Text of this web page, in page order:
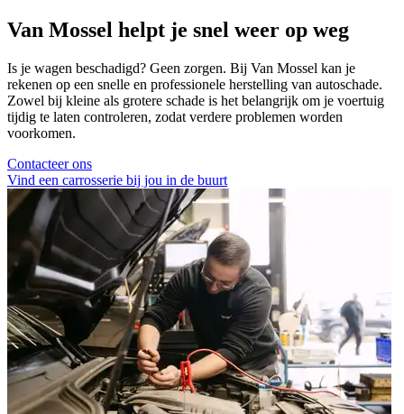
Van Mossel helpt je snel weer op weg
Is je wagen beschadigd? Geen zorgen. Bij Van Mossel kan je
rekenen op een snelle en professionele herstelling van autoschade.
Zowel bij kleine als grotere schade is het belangrijk om je voertuig
tijdig te laten controleren, zodat verdere problemen worden
voorkomen.
Contacteer ons
Vind een carrosserie bij jou in de buurt